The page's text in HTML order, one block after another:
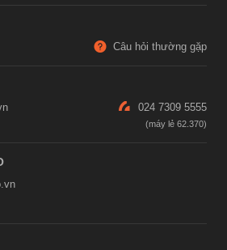
Câu hỏi thường gặp
024 7309 5555